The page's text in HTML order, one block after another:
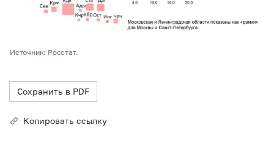
Источник: Росстат.
Сохранить в PDF
Копировать ссылку